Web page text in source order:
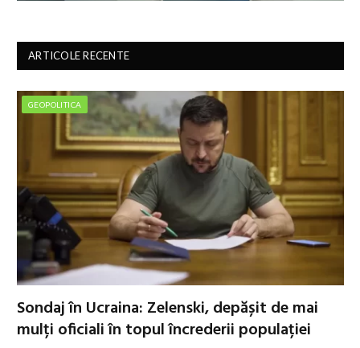
ARTICOLE RECENTE
GEOPOLITICA
Sondaj în Ucraina: Zelenski, depășit de mai
mulți oficiali în topul încrederii populației